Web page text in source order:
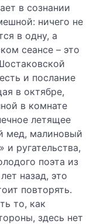
в сознании
ничего не
в одну, а
сеансе – это
и послание
в октябре,
в комнате
летящее
мед, малиновый
и ругательства,
поэта из
назад, это
повторять.
то, как
здесь нет